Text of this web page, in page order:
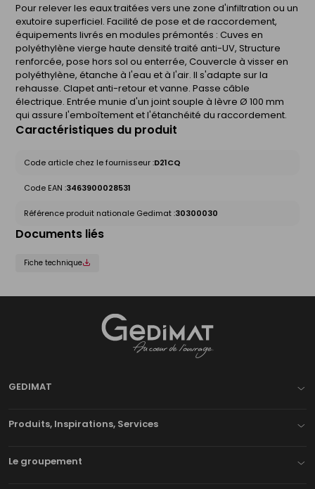
Pour relever les eaux traitées vers une zone d'infiltration ou un
exutoire superficiel. Facilité de pose et de raccordement,
équipements livrés en modules prémontés : Cuves en
polyéthylène vierge haute densité traité anti-UV, Structure
renforcée, pose hors sol ou enterrée, Couvercle à visser en
polyéthylène, étanche à l'eau et à l'air. Il s'adapte sur la
rehausse. Clapet anti-retour et vanne. Passe câble
électrique. Entrée munie d'un joint souple à lèvre Ø 100 mm
qui assure l'emboîtement et l'étanchéité du raccordement.
Caractéristiques du produit
Code article chez le fournisseur :D21CQ
Code EAN :3463900028531
Référence produit nationale Gedimat :30300030
Documents liés
Fiche technique
GEDIMAT
Produits, Inspirations, Services
Le groupement